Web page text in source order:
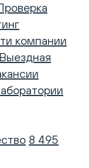
компании
Выездная
8 495